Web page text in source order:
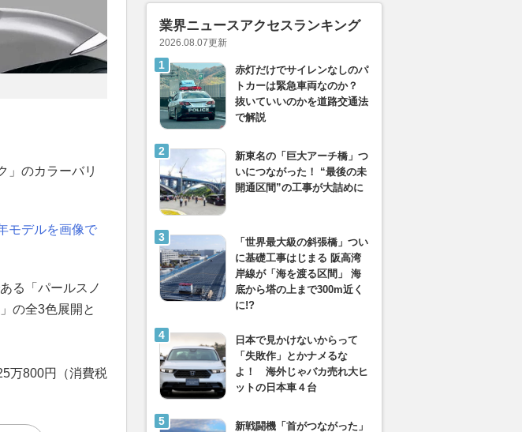
」のカラーバリ
モデルを画像で
る「パールスノ
の全3色展開と
万800円（消費税
業界ニュースアクセスランキング
2026.08.07更新
赤灯だけでサイレンなしのパ
トカーは緊急車両なのか？
抜いていいのかを道路交通法
で解説
新東名の「巨大アーチ橋」つ
いにつながった！ “最後の未
開通区間”の工事が大詰めに
「世界最大級の斜張橋」つい
に基礎工事はじまる 阪高湾
岸線が「海を渡る区間」 海
底から塔の上まで300m近く
に!?
日本で見かけないからって
「失敗作」とかナメるな
よ！ 海外じゃバカ売れ大ヒ
ットの日本車４台
新戦闘機「首がつながった」